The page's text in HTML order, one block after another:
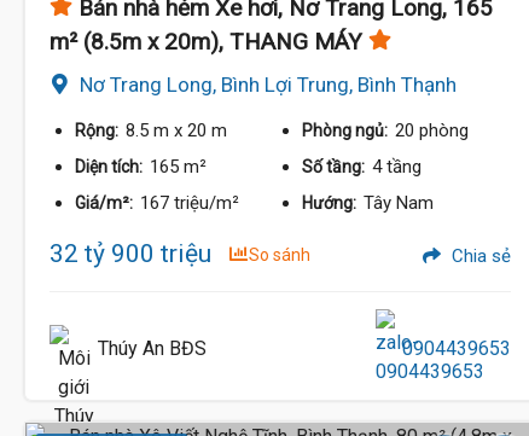
Bán nhà hẻm Xe hơi, Nơ Trang Long, 165
m² (8.5m x 20m), THANG MÁY
Nơ Trang Long, Bình Lợi Trung, Bình Thạnh
Rộng: 8.5 m x 20 m Phòng ngủ: 20 phòng
Diện tích: 165 m² Số tầng: 4 tầng
Giá/m²: 167 triệu/m² Hướng: Tây Nam
32 tỷ 900 triệu So sánh Chia sẻ
Thúy An BĐS 0904439653